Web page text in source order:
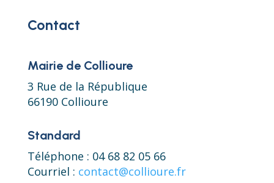
Contact
Mairie de Collioure
3 Rue de la République
66190 Collioure
Standard
Téléphone : 04 68 82 05 66
Courriel : contact@collioure.fr